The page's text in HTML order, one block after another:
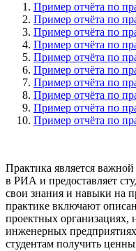
Пример отчёта по
Пример отчёта по
Пример отчёта по
Пример отчёта по
Пример отчёта по
Пример отчёта по
Пример отчёта по
Пример отчёта по
Пример отчёта по
Пример отчёта по
Практика является важной
в РИА и предоставляет
свои знания и навыки на
практике включают
проектных организациях,
инженерных
студентам получить